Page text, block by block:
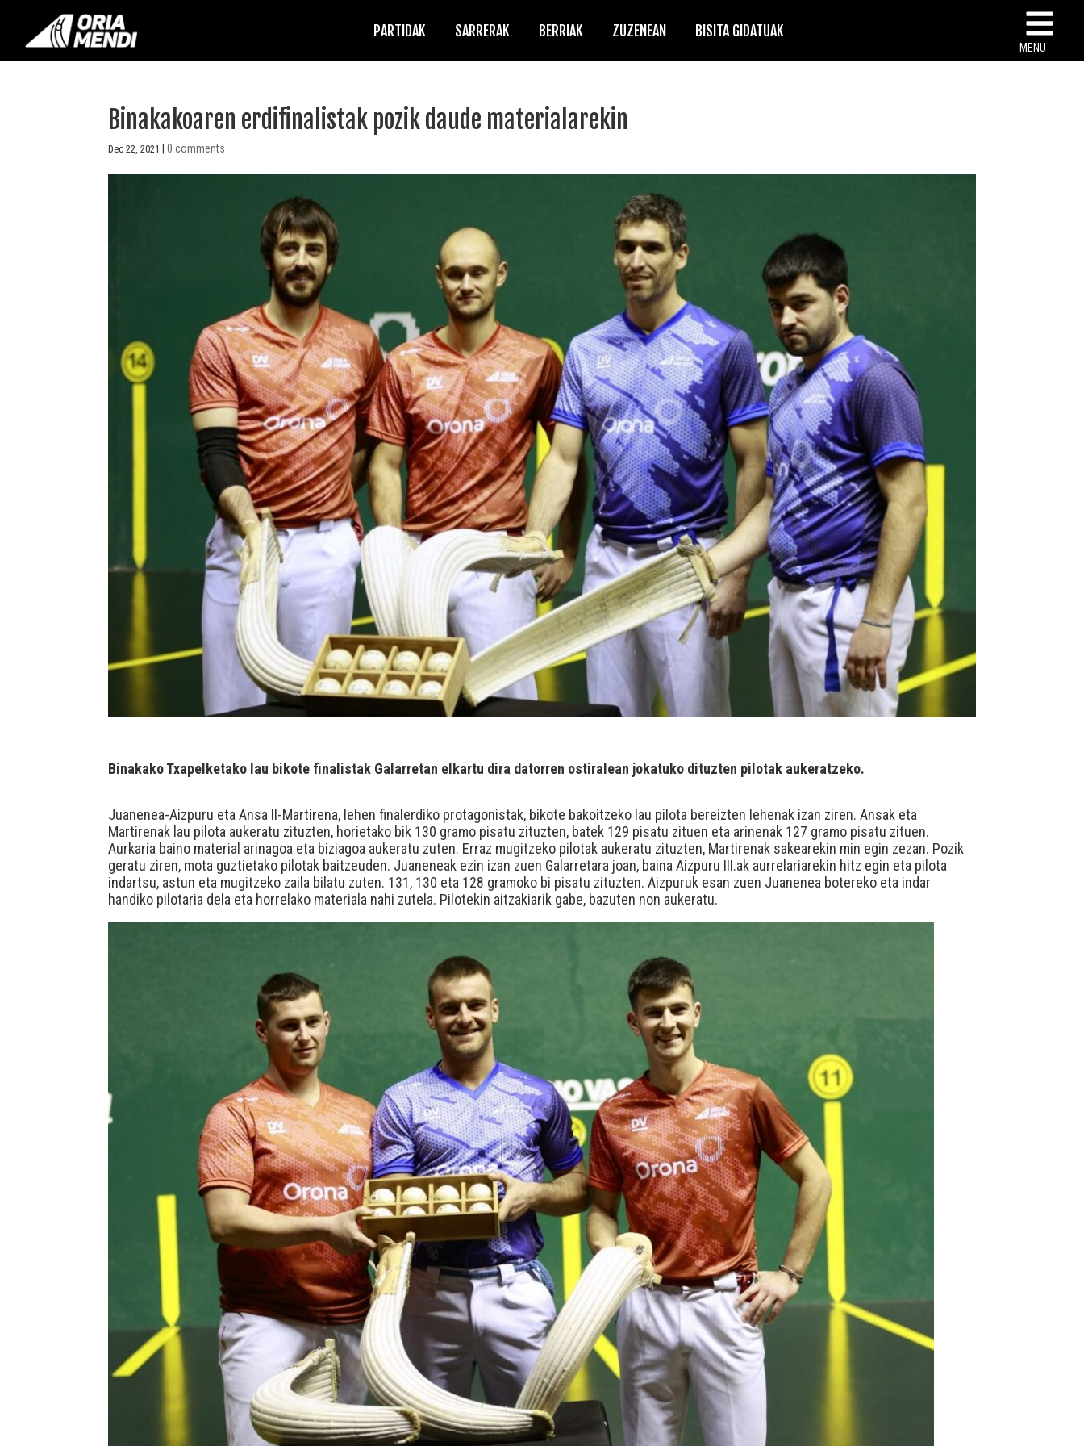
PARTIDAK SARRERAK BERRIAK ZUZENEAN BISITA GIDATUAK
MENU
Binakakoaren erdifinalistak pozik daude materialarekin
Dec 22, 2021 |0 comments
Binakako Txapelketako lau bikote finalistak Galarretan elkartu dira datorren ostiralean jokatuko dituzten pilotak aukeratzeko.
Juanenea-Aizpuru eta Ansa II-Martirena, lehen finalerdiko protagonistak, bikote bakoitzeko lau pilota bereizten lehenak izan ziren. Ansak eta
Martirenak lau pilota aukeratu zituzten, horietako bik 130 gramo pisatu zituzten, batek 129 pisatu zituen eta arinenak 127 gramo pisatu zituen.
Aurkaria baino material arinagoa eta biziagoa aukeratu zuten. Erraz mugitzeko pilotak aukeratu zituzten, Martirenak sakearekin min egin zezan. Pozik
geratu ziren, mota guztietako pilotak baitzeuden. Juaneneak ezin izan zuen Galarretara joan, baina Aizpuru III.ak aurrelariarekin hitz egin eta pilota
indartsu, astun eta mugitzeko zaila bilatu zuten. 131, 130 eta 128 gramoko bi pisatu zituzten. Aizpuruk esan zuen Juanenea botereko eta indar
handiko pilotaria dela eta horrelako materiala nahi zutela. Pilotekin aitzakiarik gabe, bazuten non aukeratu.